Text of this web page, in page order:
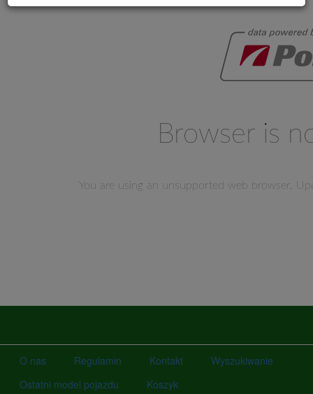
O nas Regulamin Kontakt
Wyszukiwanie
Ostatni model pojazdu
Koszyk